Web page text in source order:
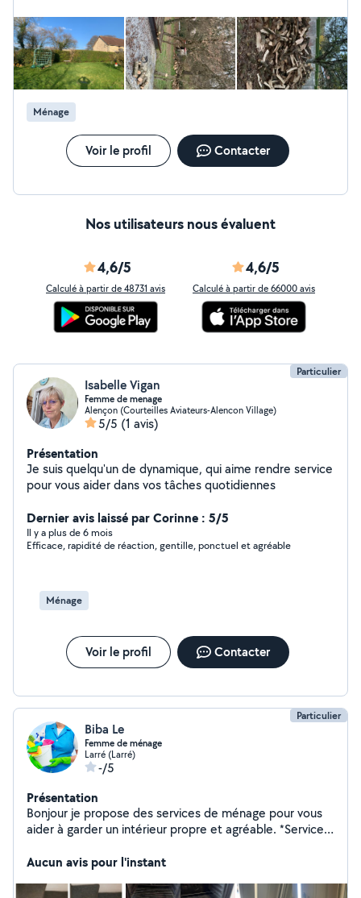
Ménage
Voir le profil Contacter
Nos utilisateurs nous évaluent
4,6/5
Calculé à partir de 48731 avis
4,6/5
Calculé à partir de 66000 avis
Particulier
Isabelle Vigan
Femme de menage
Alençon (Courteilles Aviateurs-Alencon Village)
5/5 (1 avis)
Présentation
Je suis quelqu'un de dynamique, qui aime rendre service
pour vous aider dans vos tâches quotidiennes
Dernier avis laissé par Corinne : 5/5
Il y a plus de 6 mois
Efficace, rapidité de réaction, gentille, ponctuel et agréable
Ménage
Voir le profil Contacter
Particulier
Biba Le
Femme de ménage
Larré (Larré)
-/5
Présentation
Bonjour je propose des services de ménage pour vous
aider à garder un intérieur propre et agréable. *Services
des surfaces, repassage, lavage des vitres, etc.
Aucun avis pour l'instant